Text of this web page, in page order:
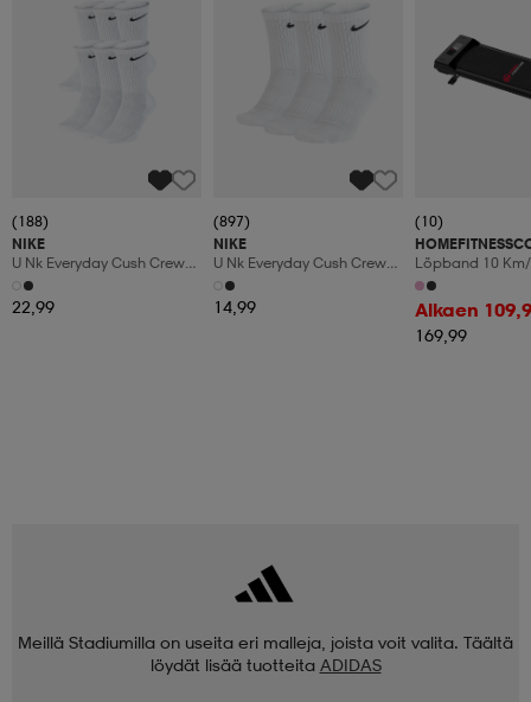
(188)
NIKE
U Nk Everyday Cush Crew
6pr-Bd
22,99
(897)
NIKE
U Nk Everyday Cush Crew
3pr
14,99
(10)
Löpband 10
Manuaalinen
Led-Display
Alkaen
169,99
Meillä Stadiumilla on useita eri malleja, joista voit valita. Täältä
löydät lisää tuotteita ADIDAS